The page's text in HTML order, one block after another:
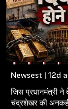
Newsest | 12d
जिस प्रधानमंत्री
चंद्रशेखर की